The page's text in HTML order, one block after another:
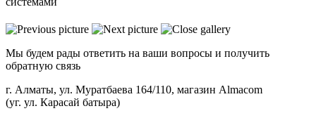
Мы будем рады ответить на ваши вопросы и получить
обратную связь
г. Алматы, ул. Муратбаева 164/110, магазин Almacom
(уг. ул. Карасай батыра)